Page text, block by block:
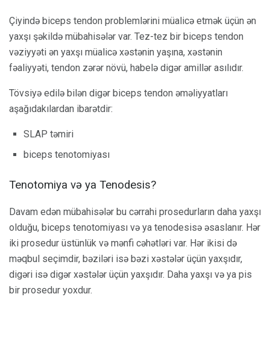
Çiyində biceps tendon problemlərini müalicə etmək üçün ən
yaxşı şəkildə mübahisələr var. Tez-tez bir biceps tendon
vəziyyəti ən yaxşı müalicə xəstənin yaşına, xəstənin
fəaliyyəti, tendon zərər növü, habelə digər amillər asılıdır.
Tövsiyə edilə bilən digər biceps tendon əməliyyatları
aşağıdakılardan ibarətdir:
SLAP təmiri
biceps tenotomiyası
Tenotomiya və ya Tenodesis?
Davam edən mübahisələr bu cərrahi prosedurların daha yaxşı
olduğu, biceps tenotomiyası və ya tenodesisə əsaslanır. Hər
iki prosedur üstünlük və mənfi cəhətləri var. Hər ikisi də
məqbul seçimdir, bəziləri isə bəzi xəstələr üçün yaxşıdır,
digəri isə digər xəstələr üçün yaxşıdır. Daha yaxşı və ya pis
bir prosedur yoxdur.